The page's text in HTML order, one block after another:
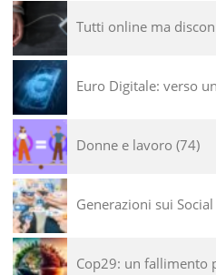
Tutti online ma
Euro Digitale: verso
Donne e lavoro 74
Generazioni sui Social
Cop29: un fallimento